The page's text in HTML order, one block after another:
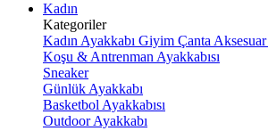
Kadın
Kategoriler
Kadın Ayakkabı Giyim Çanta Aksesuar
Koşu & Antrenman Ayakkabısı
Sneaker
Günlük Ayakkabı
Basketbol Ayakkabısı
Outdoor Ayakkabı